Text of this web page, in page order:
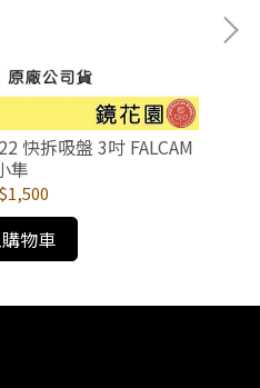
快拆吸盤 3吋 FALCAM
隼
物車